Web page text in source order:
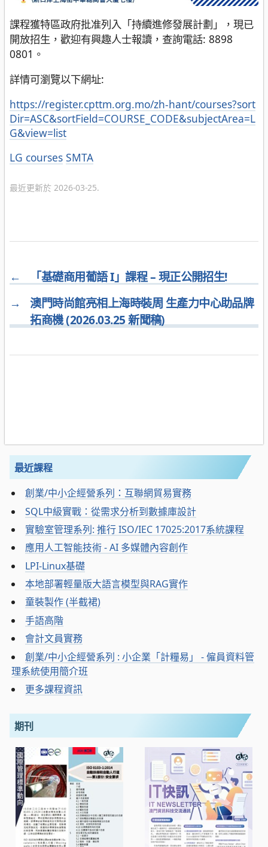
課程獲特區政府批准列入「持續進修發展計劃」，現已
開放招生，歡迎有興趣人士報讀，查詢電話: 8898
0801。
詳情可瀏覽以下網址:
https://register.cpttm.org.mo/zh-hant/courses?sort
Dir=ASC&sortField=COURSE_CODE&subjectArea=L
G&view=list
分
LG courses SMTA
最近更新於 2026-03-25.
←
「基礎商用葡語 I」課程 – 現正公開招生!
→
澳門時尚館亮相上海時裝周 生產力中心助品牌
拓商機 (2026.03.25 新聞稿)
最近課程
創業/中小企經營系列：互聯網貿易實務
SQL中級實戰：從需求分析到數據庫設計
實驗室管理系列: 推行 ISO/IEC 17025:2017系統課程
應用人工智能技術 - AI 多媒體內容創作
LPI-Linux基礎
本地部署輕量版大語言模型與RAG實作
童裝製作 (半截裙)
手語高階
會計文員實務
創業/中小企經營系列 : 小企業「計糧易」 - 僱員資料管
理系統使用簡介班
更多課程資訊
期刊